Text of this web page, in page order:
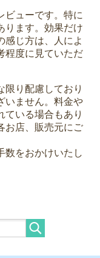
ビューです。特に
ります。効果だけ
感じ方は、人によ
程度に見ていただ
限り配慮しており
いません。料金や
ている場合もあり
お店、販売元にご
数をおかけいたし